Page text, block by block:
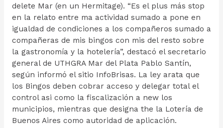
delete Mar (en un Hermitage). “Es el plus más stop
en la relato entre ma actividad sumado a pone en
igualdad de condiciones a los compañeros sumado a
compañeras de mis bingos con mis del resto sobre
la gastronomía y la hotelería”, destacó el secretario
general de UTHGRA Mar del Plata Pablo Santín,
según informó el sitio InfoBrisas. La ley arata que
los Bingos deben cobrar acceso y delegar total el
control asi como la fiscalización a new los
municipios, mientras que designa the la Lotería de
Buenos Aires como autoridad de aplicación.